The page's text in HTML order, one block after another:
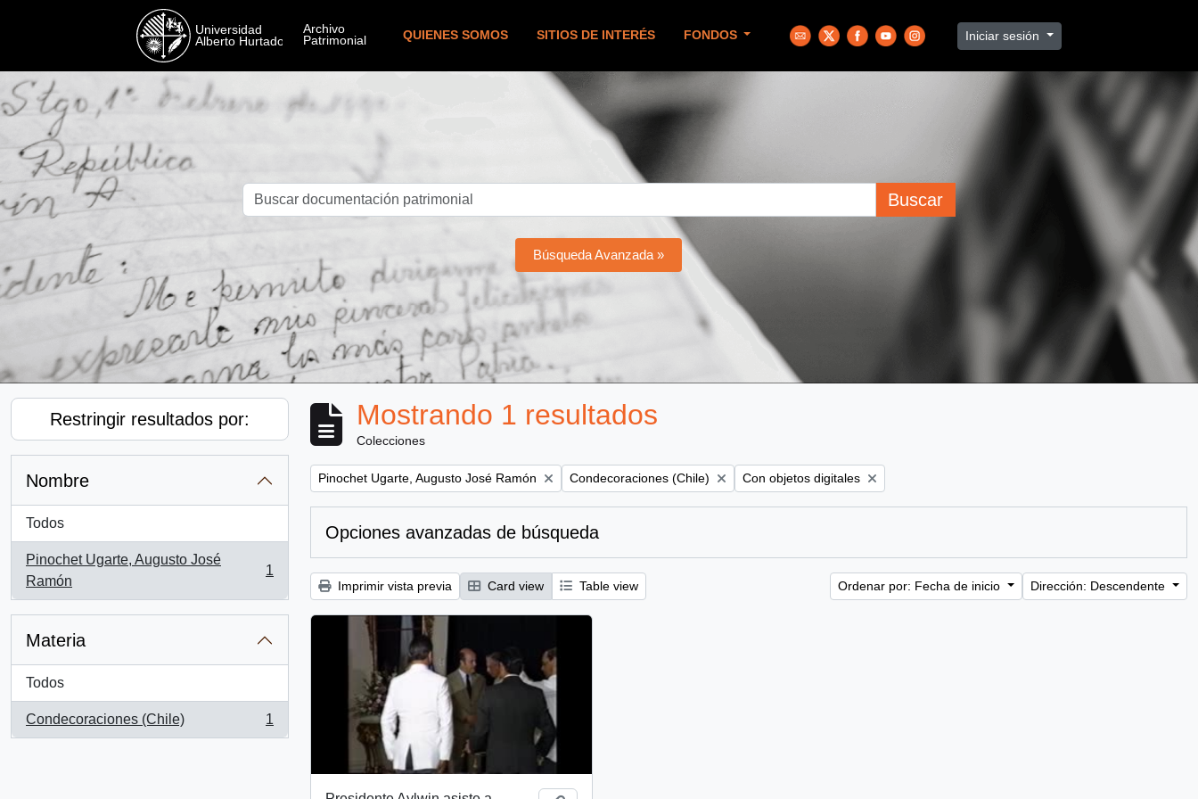
QUIENES SOMOS SITIOS DE INTERÉS FONDOS Iniciar sesión
Buscar
Búsqueda Avanzada »
Restringir resultados por:
Nombre
Todos
Pinochet Ugarte, Augusto José
Ramón
, 1 resultados
1
Materia
Todos
Condecoraciones (Chile)
, 1 resultados
1
Mostrando 1 resultados
Colecciones
Remove filter:
Pinochet Ugarte, Augusto José Ramón Remove filter:
Condecoraciones (Chile) Remove filter:
Con objetos digitales
Opciones avanzadas de búsqueda
Imprimir vista previa Card view Table view Ordenar por: Fecha de inicio Dirección: Descendente